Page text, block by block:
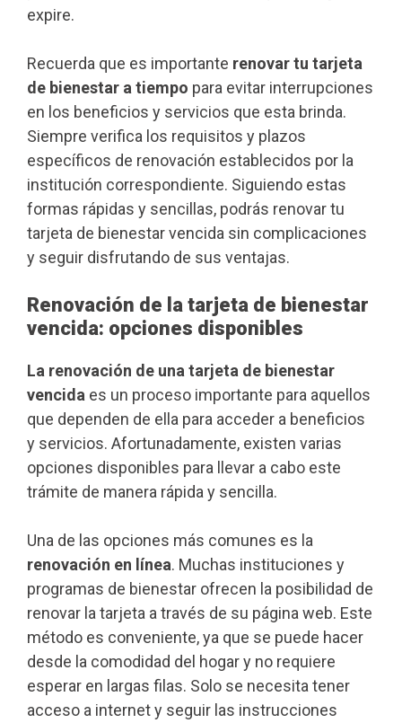
expire.
Recuerda que es importante renovar tu tarjeta
de bienestar a tiempo para evitar interrupciones
en los beneficios y servicios que esta brinda.
Siempre verifica los requisitos y plazos
específicos de renovación establecidos por la
institución correspondiente. Siguiendo estas
formas rápidas y sencillas, podrás renovar tu
tarjeta de bienestar vencida sin complicaciones
y seguir disfrutando de sus ventajas.
Renovación de la tarjeta de bienestar
vencida: opciones disponibles
La renovación de una tarjeta de bienestar
vencida es un proceso importante para aquellos
que dependen de ella para acceder a beneficios
y servicios. Afortunadamente, existen varias
opciones disponibles para llevar a cabo este
trámite de manera rápida y sencilla.
Una de las opciones más comunes es la
renovación en línea. Muchas instituciones y
programas de bienestar ofrecen la posibilidad de
renovar la tarjeta a través de su página web. Este
método es conveniente, ya que se puede hacer
desde la comodidad del hogar y no requiere
esperar en largas filas. Solo se necesita tener
acceso a internet y seguir las instrucciones